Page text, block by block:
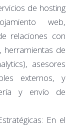
de hosting
web,
relaciones con
herramientas de
asesores
externos, y
y envío de
En el